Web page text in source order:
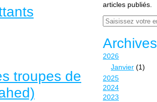
troupes de
articles publiés.
Email
Archives
2026
Janvier (1)
2025
2024
2023